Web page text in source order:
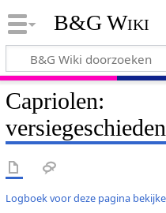
B&G Wiki
Capriolen:
Logboek voor deze pagina